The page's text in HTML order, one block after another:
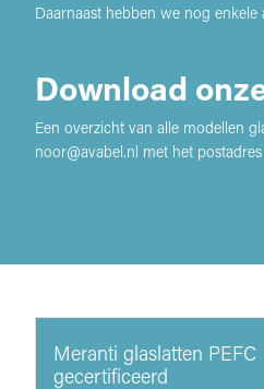
Daarnaast hebben we nog
Download
Een overzicht van alle modellen
noor@avabel.nl met het
Meranti glaslatten PEFC
gecertificeerd